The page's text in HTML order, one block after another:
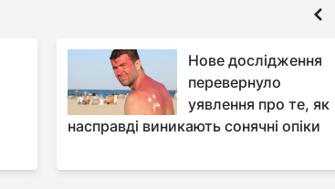
Нове дослідження
перевернуло
уявлення про те, як
насправді виникають сонячні опіки